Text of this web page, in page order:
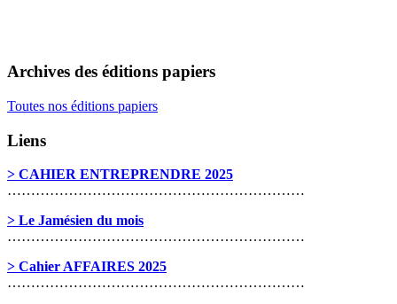
Archives des éditions papiers
Toutes nos éditions papiers
Liens
> CAHIER ENTREPRENDRE 2025
………………………………………………………
> Le Jamésien du mois
………………………………………………………
> Cahier AFFAIRES 2025
………………………………………………………